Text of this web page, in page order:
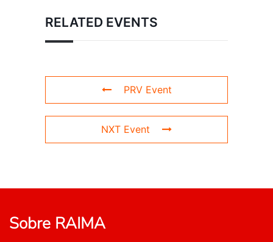
RELATED EVENTS
PRV Event
NXT Event
Sobre RAIMA